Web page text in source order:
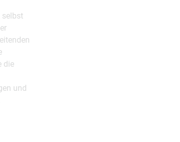
selbst
die
und